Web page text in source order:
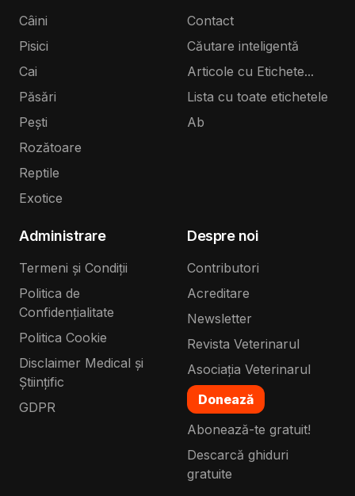
Câini
Pisici
Cai
Păsări
Pești
Rozătoare
Reptile
Exotice
Contact
Căutare inteligentă
Articole cu Etichete...
Lista cu toate etichetele
Ab
Administrare
Termeni și Condiții
Politica de
Confidențialitate
Politica Cookie
Disclaimer Medical și
Științific
GDPR
Despre noi
Contributori
Acreditare
Newsletter
Revista Veterinarul
Asociația Veterinarul
Donează
Abonează-te gratuit!
Descarcă ghiduri
gratuite